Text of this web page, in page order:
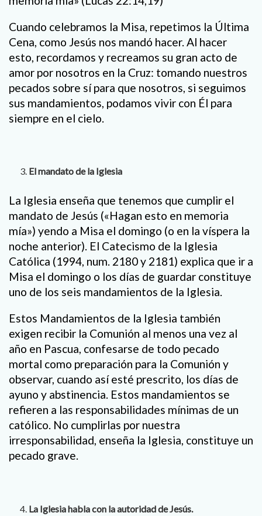
Cuando celebramos la Misa, repetimos la Última
Cena, como Jesús nos mandó hacer. Al hacer
esto, recordamos y recreamos su gran acto de
amor por nosotros en la Cruz: tomando nuestros
pecados sobre sí para que nosotros, si seguimos
sus mandamientos, podamos vivir con Él para
siempre en el cielo.
El mandato de la Iglesia
La Iglesia enseña que tenemos que cumplir el
mandato de Jesús («Hagan esto en memoria
mía») yendo a Misa el domingo (o en la víspera la
noche anterior). El Catecismo de la Iglesia
Católica (1994, num. 2180 y 2181) explica que ir a
Misa el domingo o los días de guardar constituye
uno de los seis mandamientos de la Iglesia.
Estos Mandamientos de la Iglesia también
exigen recibir la Comunión al menos una vez al
año en Pascua, confesarse de todo pecado
mortal como preparación para la Comunión y
observar, cuando así esté prescrito, los días de
ayuno y abstinencia. Estos mandamientos se
refieren a las responsabilidades mínimas de un
católico. No cumplirlas por nuestra
irresponsabilidad, enseña la Iglesia, constituye un
pecado grave.
La Iglesia habla con la autoridad de Jesús.